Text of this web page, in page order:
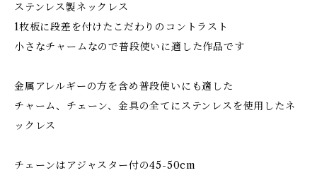
ステンレス製ネックレス
1枚板に段差を付けたこだわりのコントラスト
小さなチャームなので普段使いに適した作品です
金属アレルギーの方を含め普段使いにも適した
チャーム、チェーン、金具の全てにステンレスを使用したネ
ックレス
チェーンはアジャスター付の45-50cm